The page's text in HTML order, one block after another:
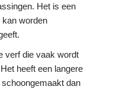
Het is een
worden
verf die vaak wordt
heeft een langere
dan